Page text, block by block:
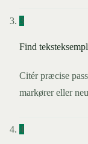
3
Find
Citér præcise
markører eller
4